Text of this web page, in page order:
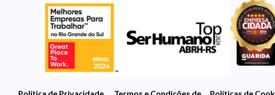
Política de Privacidade Termos e Condições de UsoPolíticas de